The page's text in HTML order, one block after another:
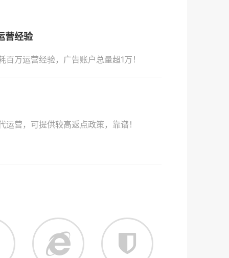
营经验
百万运营经验，广告账户总量超1万！
运营，可提供较高返点政策，靠谱！